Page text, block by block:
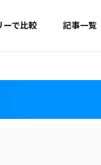
ーで比較 記事一覧